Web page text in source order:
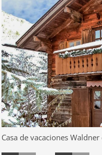
Casa de vacaciones Waldner